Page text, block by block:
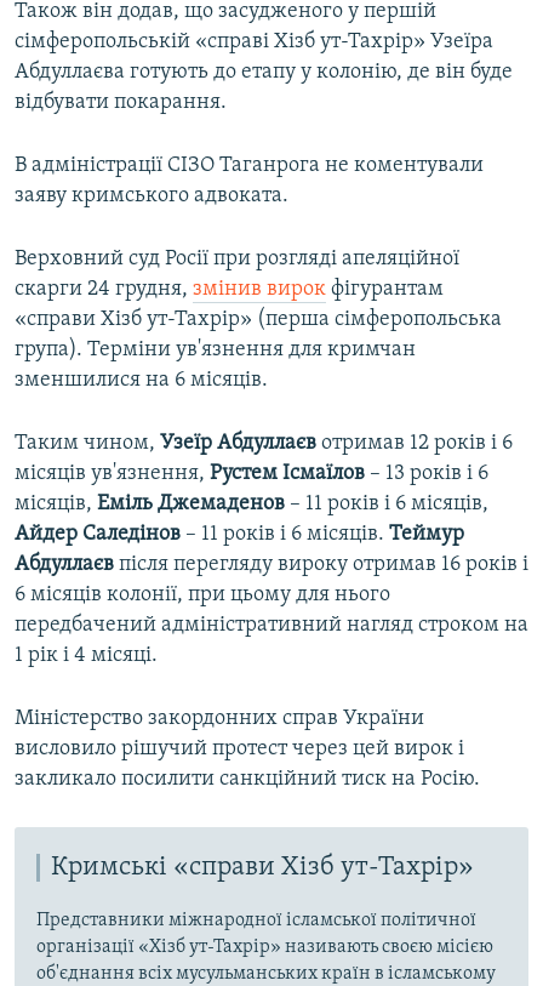
Також він додав, що засудженого у першій
сімферопольській «справі Хізб ут-Тахрір» Узеїра
Абдуллаєва готують до етапу у колонію, де він буде
відбувати покарання.
В адміністрації СІЗО Таганрога не коментували
заяву кримського адвоката.
Верховний суд Росії при розгляді апеляційної
скарги 24 грудня, змінив вирок фігурантам
«справи Хізб ут-Тахрір» (перша сімферопольська
група). Терміни ув'язнення для кримчан
зменшилися на 6 місяців.
Таким чином, Узеїр Абдуллаєв отримав 12 років і 6
місяців ув'язнення, Рустем Ісмаїлов – 13 років і 6
місяців, Еміль Джемаденов – 11 років і 6 місяців,
Айдер Саледінов – 11 років і 6 місяців. Теймур
Абдуллаєв після перегляду вироку отримав 16 років і
6 місяців колонії, при цьому для нього
передбачений адміністративний нагляд строком на
1 рік і 4 місяці.
Міністерство закордонних справ України
висловило рішучий протест через цей вирок і
закликало посилити санкційний тиск на Росію.
Кримські «справи Хізб ут-Тахрір»
Представники міжнародної ісламської політичної
організації «Хізб ут-Тахрір» називають своєю місією
об'єднання всіх мусульманських країн в ісламському